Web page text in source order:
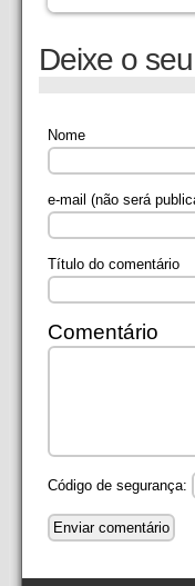
Deixe o
Nome
e-mail (não será
Título do comentário
Comentário
Código de segurança: